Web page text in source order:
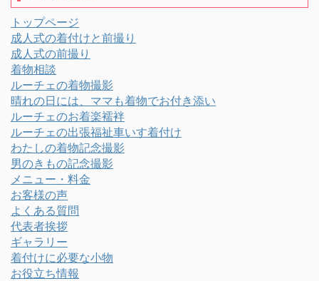
トップページ
成人式の着付けと前撮り
成人式の前撮り
着物相談
ルーチェの着物撮影
晴れの日には、ママも着物でお付き添い
ルーチェのお着楽襦袢
ルーチェの出張福祉車いす着付け
わたしの着物記念撮影
男のきもの記念撮影
メニュー・料金
お客様の声
よくある質問
代表者挨拶
ギャラリー
着付けに必要な小物
お役立ち情報